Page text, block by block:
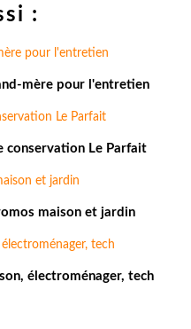
:
mère pour l'entretien
conservation Le Parfait
maison et jardin
électroménager, tech